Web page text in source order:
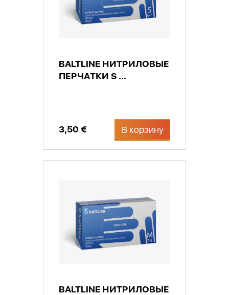
BALTLINE НИТРИЛОВЫЕ
ПЕРЧАТКИ S ...
3,50 € В корзину
BALTLINE НИТРИЛОВЫЕ